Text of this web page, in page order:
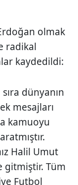
olmak
radikal
kaydedildi:
dünyanın
mesajları
kamuoyu
Halil Umut
gitmiştir. Tüm
Futbol